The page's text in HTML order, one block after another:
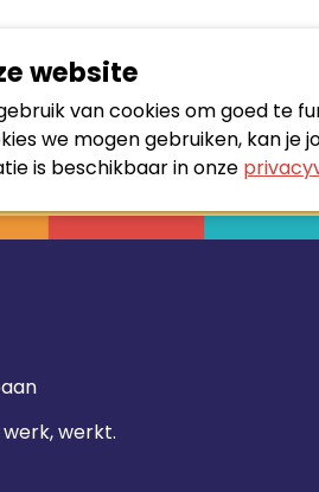
website
van cookies om goed te
we mogen gebruiken, kan je
is beschikbaar in onze
werkt.